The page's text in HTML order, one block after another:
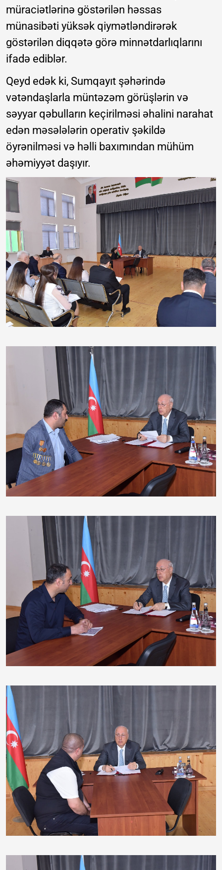
müraciətlərinə göstərilən həssas
münasibəti yüksək qiymətləndirərək
göstərilən diqqətə görə minnətdarlıqlarını
ifadə ediblər.
Qeyd edək ki, Sumqayıt şəhərində
vətəndaşlarla müntəzəm görüşlərin və
səyyar qəbulların keçirilməsi əhalini narahat
edən məsələlərin operativ şəkildə
öyrənilməsi və həlli baxımından mühüm
əhəmiyyət daşıyır.